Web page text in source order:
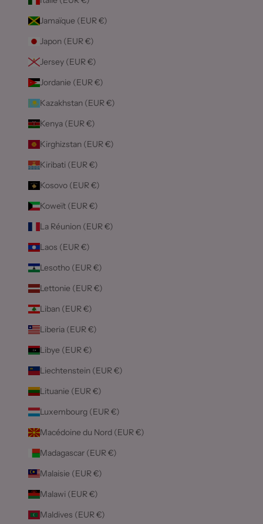
Jamaïque (EUR €)
Japon (EUR €)
Jersey (EUR €)
Jordanie (EUR €)
Kazakhstan (EUR €)
Kenya (EUR €)
Kirghizstan (EUR €)
Kiribati (EUR €)
Kosovo (EUR €)
Koweït (EUR €)
La Réunion (EUR €)
Laos (EUR €)
Lesotho (EUR €)
Lettonie (EUR €)
Liban (EUR €)
Liberia (EUR €)
Libye (EUR €)
Liechtenstein (EUR €)
Lituanie (EUR €)
Luxembourg (EUR €)
Macédoine du Nord (EUR €)
Madagascar (EUR €)
Malaisie (EUR €)
Malawi (EUR €)
Maldives (EUR €)